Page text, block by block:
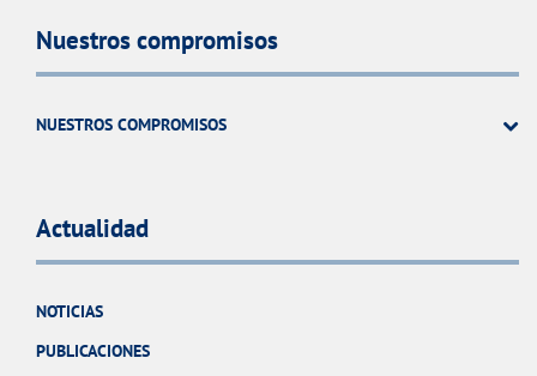
Nuestros compromisos
NUESTROS COMPROMISOS
Actualidad
NOTICIAS
PUBLICACIONES